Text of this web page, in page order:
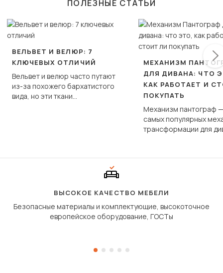
ПОЛЕЗНЫЕ СТАТЬИ
ВЕЛЬВЕТ И ВЕЛЮР: 7
КЛЮЧЕВЫХ ОТЛИЧИЙ
Вельвет и велюр часто путают
из-за похожего бархатистого
вида, но эти ткани
МЕХАНИЗМ
ДЛЯ ДИВАНА: ЧТО
КАК РАБОТАЕТ И
ПОКУПАТЬ
Механизм пантограф
самых популярных
трансформации для
сиденье не
дугообразной
ВЫСОКОЕ КАЧЕСТВО МЕБЕЛИ
Безопасные материалы и комплектующие, высокоточное
европейское оборудование, ГОСТы